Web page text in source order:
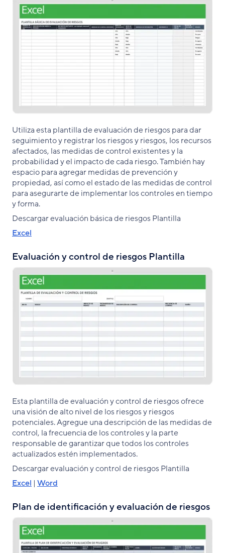
Utiliza esta plantilla de evaluación de riesgos para dar
seguimiento y registrar los riesgos y riesgos, los recursos
afectados, las medidas de control existentes y la
probabilidad y el impacto de cada riesgo. También hay
espacio para agregar medidas de prevención y
propiedad, así como el estado de las medidas de control
para asegurarte de implementar los controles en tiempo
y forma.
Descargar evaluación básica de riesgos Plantilla
Excel
Evaluación y control de riesgos Plantilla
Esta plantilla de evaluación y control de riesgos ofrece
una visión de alto nivel de los riesgos y riesgos
potenciales. Agregue una descripción de las medidas de
control, la frecuencia de los controles y la parte
responsable de garantizar que todos los controles
actualizados estén implementados.
Descargar evaluación y control de riesgos Plantilla
Excel | Word
Plan de identificación y evaluación de riesgos